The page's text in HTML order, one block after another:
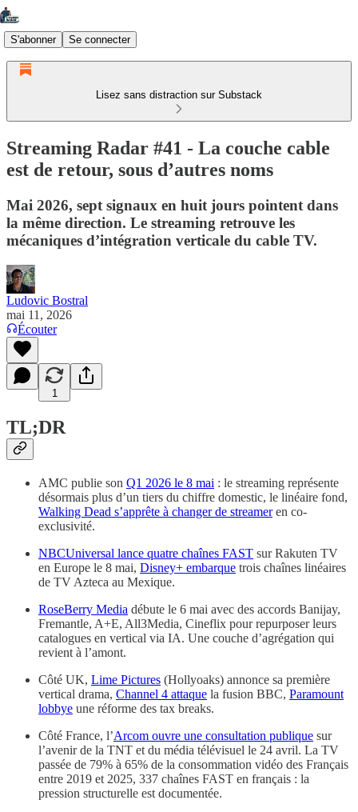
S'abonner Se connecter
Lisez sans distraction sur Substack
Streaming Radar #41 - La couche cable
est de retour, sous d’autres noms
Mai 2026, sept signaux en huit jours pointent dans
la même direction. Le streaming retrouve les
mécaniques d’intégration verticale du cable TV.
Ludovic Bostral
mai 11, 2026
Écouter
1
TL;DR
AMC publie son Q1 2026 le 8 mai : le streaming représente
désormais plus d’un tiers du chiffre domestic, le linéaire fond,
Walking Dead s’apprête à changer de streameren co-
exclusivité.
NBCUniversal lance quatre chaînes FAST sur Rakuten TV
en Europe le 8 mai, Disney+ embarque trois chaînes linéaires
de TV Azteca au Mexique.
RoseBerry Media débute le 6 mai avec des accords Banijay,
Fremantle, A+E, All3Media, Cineflix pour repurposer leurs
catalogues en vertical via IA. Une couche d’agrégation qui
revient à l’amont.
Côté UK, Lime Pictures (Hollyoaks) annonce sa première
vertical drama, Channel 4 attaque la fusion BBC, Paramount
lobbye une réforme des tax breaks.
Côté France, l’Arcom ouvre une consultation publique sur
l’avenir de la TNT et du média télévisuel le 24 avril. La TV
passée de 79% à 65% de la consommation vidéo des Français
entre 2019 et 2025, 337 chaînes FAST en français : la
pression structurelle est documentée.